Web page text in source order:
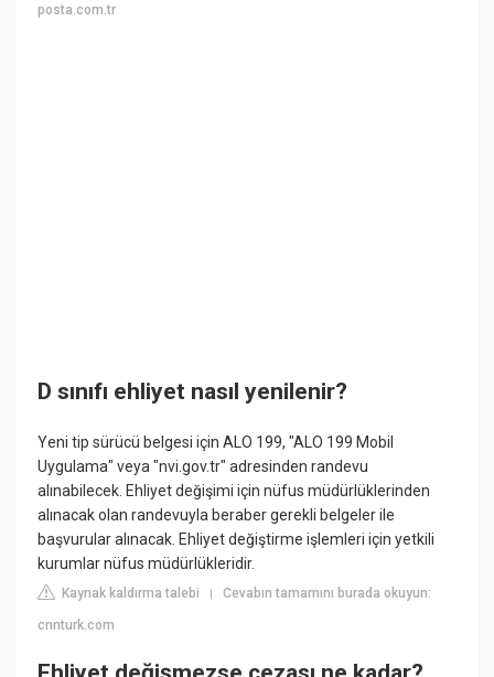
posta.com.tr
D sınıfı ehliyet nasıl yenilenir?
Yeni tip sürücü belgesi için ALO 199, "ALO 199 Mobil
Uygulama" veya "nvi.gov.tr" adresinden randevu
alınabilecek. Ehliyet değişimi için nüfus müdürlüklerinden
alınacak olan randevuyla beraber gerekli belgeler ile
başvurular alınacak. Ehliyet değiştirme işlemleri için yetkili
kurumlar nüfus müdürlükleridir.
Kaynak kaldırma talebi |Cevabın tamamını burada okuyun:
cnnturk.com